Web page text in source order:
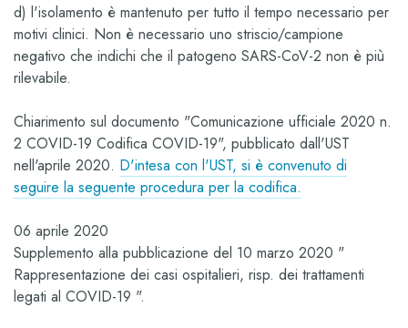
d) l'isolamento è mantenuto per tutto il tempo necessario per
motivi clinici. Non è necessario uno striscio/campione
negativo che indichi che il patogeno SARS-CoV-2 non è più
rilevabile.
Chiarimento sul documento "Comunicazione ufficiale 2020 n.
2 COVID-19 Codifica COVID-19", pubblicato dall'UST
nell'aprile 2020. D'intesa con l'UST, si è convenuto di
seguire la seguente procedura per la codifica.
06 aprile 2020
Supplemento alla pubblicazione del 10 marzo 2020 "
Rappresentazione dei casi ospitalieri, risp. dei trattamenti
legati al COVID-19 ".